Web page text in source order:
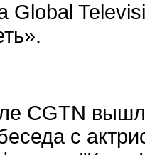
Global
CGTN
с